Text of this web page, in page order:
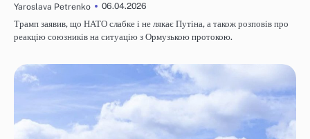
Yaroslava Petrenko
06.04.2026
Трамп заявив, що НАТО слабке і не лякає Путіна, а також розповів про
реакцію союзників на ситуацію з Ормузькою протокою.